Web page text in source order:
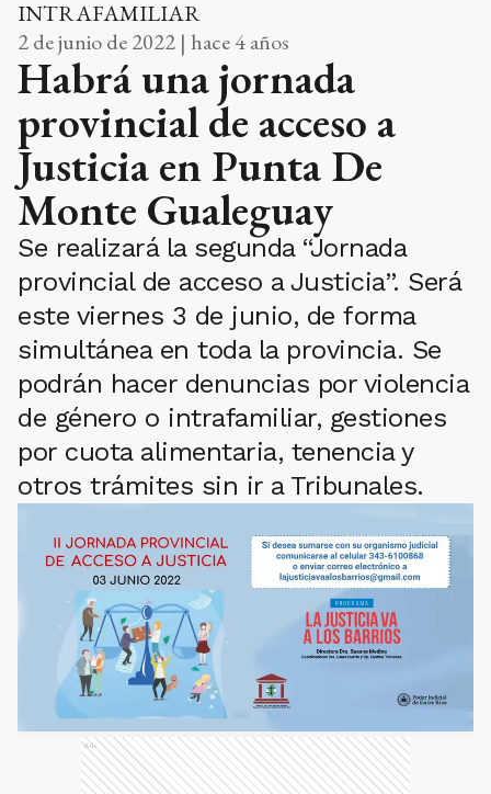
INTRAFAMILIAR
2 de junio de 2022 | hace 4 años
Habrá una jornada
provincial de acceso a
Justicia en Punta De
Monte Gualeguay
Se realizará la segunda “Jornada
provincial de acceso a Justicia”. Será
este viernes 3 de junio, de forma
simultánea en toda la provincia. Se
podrán hacer denuncias por violencia
de género o intrafamiliar, gestiones
por cuota alimentaria, tenencia y
otros trámites sin ir a Tribunales.
Ads